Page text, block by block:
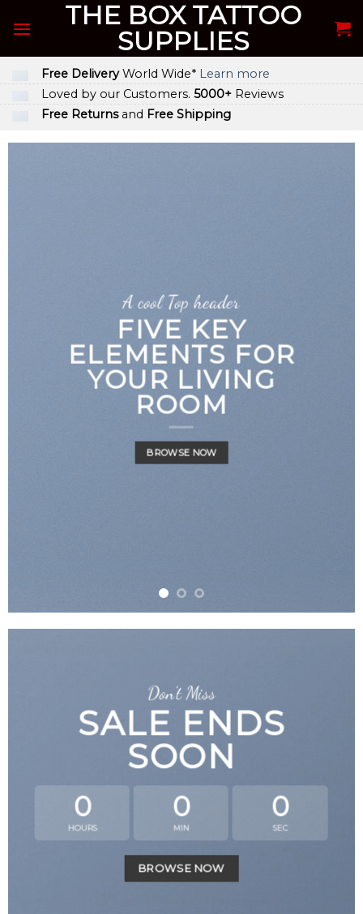
THE BOX TATTOO
SUPPLIES
Free DeliveryWorld Wide* Learn more
Loved by our Customers. 5000+ Reviews
Free Returnsand Free Shipping
A cool Top header
FIVE KEY
ELEMENTS FOR
YOUR LIVING
ROOM
BROWSE NOW
Don’t Miss
SALE ENDS
SOON
0
HOURS
0
MIN
0
SEC
BROWSE NOW